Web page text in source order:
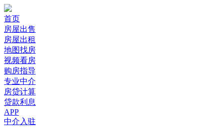
首页
房屋出售
房屋出租
地图找房
视频看房
购房指导
专业中介
房贷计算
贷款利息
APP
中介入驻